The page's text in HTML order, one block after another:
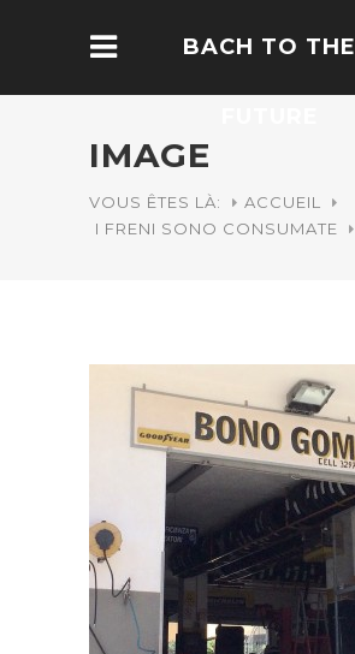
BACH TO THE
IMAGE
VOUS ÊTES LÀ:
ACCUEIL
I FRENI SONO CONSUMATE